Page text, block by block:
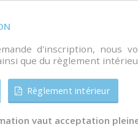
d'inscription, nous
que du règlement
Règlement intérieur
vaut acceptation